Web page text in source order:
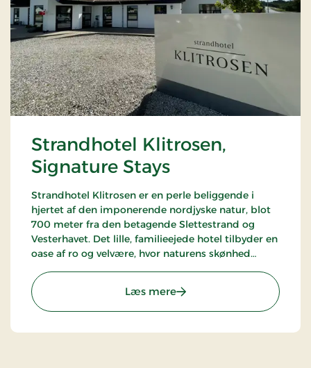
Strandhotel Klitrosen,
Signature Stays
Strandhotel Klitrosen er en perle beliggende i
hjertet af den imponerende nordjyske natur, blot
700 meter fra den betagende Slettestrand og
Vesterhavet. Det lille, familieejede hotel tilbyder en
oase af ro og velvære, hvor naturens skønhed
Læs mere: Strandhotel Klitrosen,